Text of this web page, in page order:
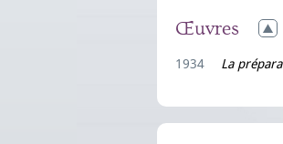
Œuvres
1934 La